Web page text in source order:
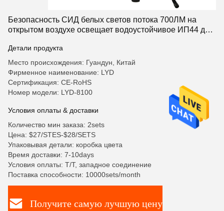
Безопасность СИД белых светов потока 700ЛМ на
открытом воздухе освещает водоустойчивое ИП44 для
Детали продукта
Место происхождения: Гуандун, Китай
Фирменное наименование: LYD
Сертификация: CE-RoHS
Номер модели: LYD-8100
Условия оплаты & доставки
Количество мин заказа: 2sets
Цена: $27/STES-$28/SETS
Упаковывая детали: коробка цвета
Время доставки: 7-10days
Условия оплаты: T/T, западное соединение
Поставка способности: 10000sets/month
Получите самую лучшую цену